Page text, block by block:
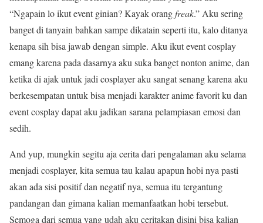
“Ngapain lo ikut event ginian? Kayak orangfreak.” Aku sering
banget di tanyain bahkan sampe dikatain seperti itu, kalo ditanya
kenapa sih bisa jawab dengan simple. Aku ikut event cosplay
emang karena pada dasarnya aku suka banget nonton anime, dan
ketika di ajak untuk jadi cosplayer aku sangat senang karena aku
berkesempatan untuk bisa menjadi karakter anime favorit ku dan
event cosplay dapat aku jadikan sarana pelampiasan emosi dan
sedih.
And yup, mungkin segitu aja cerita dari pengalaman aku selama
menjadi cosplayer, kita semua tau kalau apapun hobi nya pasti
akan ada sisi positif dan negatif nya, semua itu tergantung
pandangan dan gimana kalian memanfaatkan hobi tersebut.
Semoga dari semua yang udah aku ceritakan disini bisa kalian